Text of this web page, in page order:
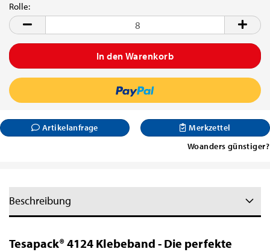
Rolle:
Rolle
Artikelanfrage
Merkzettel
Woanders günstiger?
Beschreibung
Tesapack® 4124 Klebeband - Die perfekte